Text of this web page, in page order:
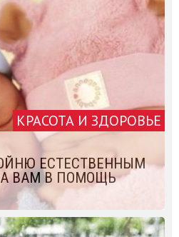
КРАСОТА И ЗДОРОВЬЕ
ЕСТЕСТВЕННЫМ
ВАМ В ПОМОЩЬ